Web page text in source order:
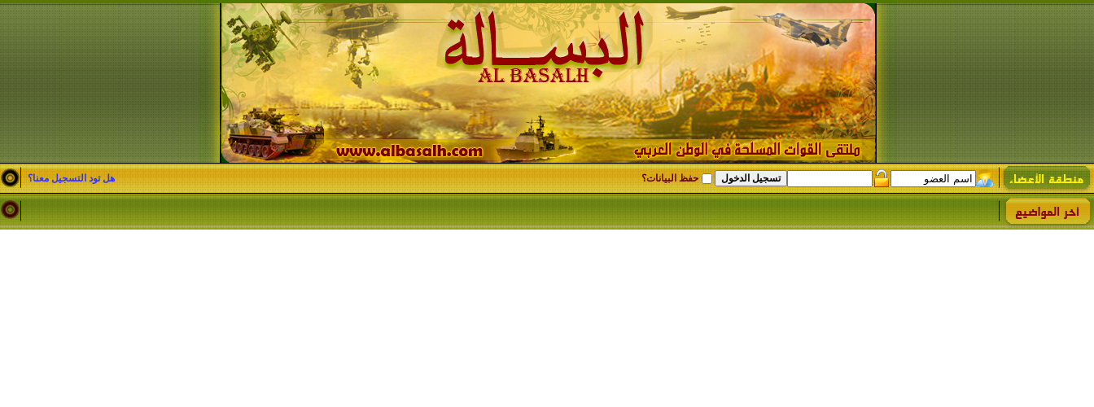
حفظ البيانات؟ هل تود التسجيل معنا؟